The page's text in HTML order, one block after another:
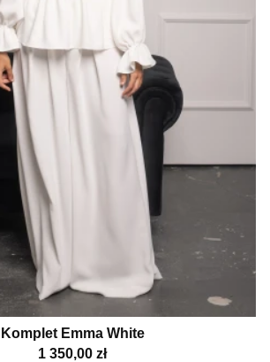
Komplet Emma White
Cena
1 350,00 zł